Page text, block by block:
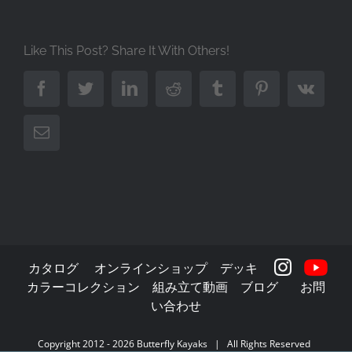
Like This Post? Share It With Others!
FacebookTwitterLinkedInReddit Tumblr PinterestVk
Email
カタログ オンラインショップ
デッキ
カラーコレクション
組み立て動画 ブログ
お問
い合わせ
Copyright 2012 -2026 Butterfly Kayaks| All Rights Reserved